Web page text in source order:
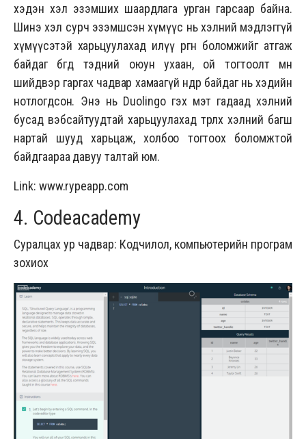
хэдэн хэл эзэмших шаардлага урган гарсаар байна.
Шинэ хэл сурч эзэмшсэн хүмүүс нь хэлний мэдлэггүй
хүмүүсэтэй харьцуулахад илүү өргөн боломжийг атгаж
байдаг бөгөөд тэдний оюун ухаан, ой тогтоолт мөн
шийдвэр гаргах чадвар хамаагүй өндөр байдаг нь хэдийн
нотлогдсон. Энэ нь Duolingo гэх мэт гадаад хэлний
бусад вэбсайтуудтай харьцуулахад төрөлх хэлний багш
нартай шууд харьцаж, холбоо тогтоох боломжтой
байдгаараа давуу талтай юм.
Link: www.rypeapp.com
4. Codeacademy
Суралцах ур чадвар: Кодчилол, компьютерийн програм
зохиох